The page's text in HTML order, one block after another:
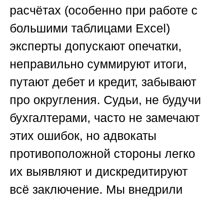
расчётах (особенно при работе с
большими таблицами Excel)
эксперты допускают опечатки,
неправильно суммируют итоги,
путают дебет и кредит, забывают
про округления. Судьи, не будучи
бухгалтерами, часто не замечают
этих ошибок, но адвокаты
противоположной стороны легко
их выявляют и дискредитируют
всё заключение. Мы внедрили